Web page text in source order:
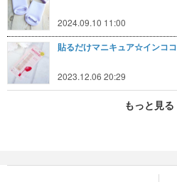
2024.09.10 11:00
貼るだけマニキュア☆インココ
2023.12.06 20:29
もっと見る